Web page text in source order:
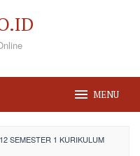
MENU
SEMESTER 1 KURIKULUM